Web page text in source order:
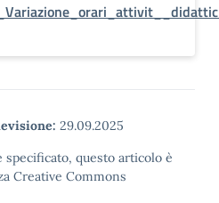
29.09.2025
questo articolo è
Creative Commons